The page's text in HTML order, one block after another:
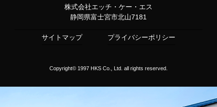
株式会社エッチ・ケー・エス
静岡県富士宮市北山7181
サイトマップ プライバシーポリシー
Copyright© 1997 HKS Co., Ltd. all rights reserved.